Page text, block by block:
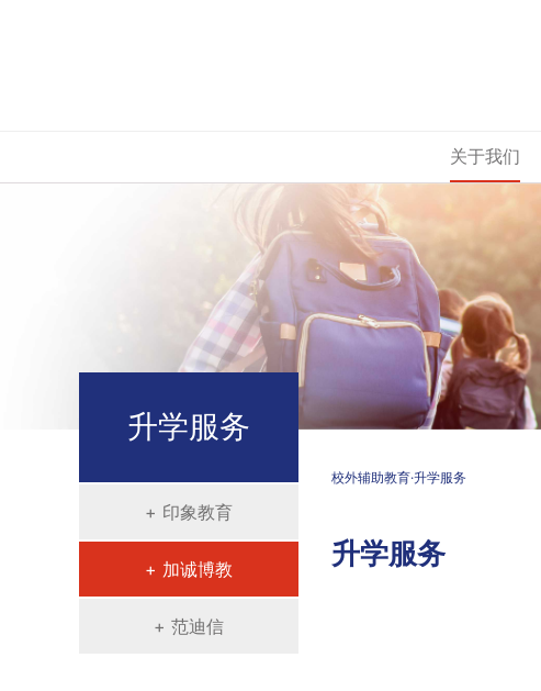
关于我们
升学服务
+ 印象教育
+ 加诚博教
+ 范迪信
校外辅助教育·升学服务
升学服务